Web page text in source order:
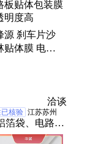
、贴体沙林
源 刹车片沙
贴体膜 电路
洽谈
核验 江苏苏州
箔袋、电路板
方袋、防静电